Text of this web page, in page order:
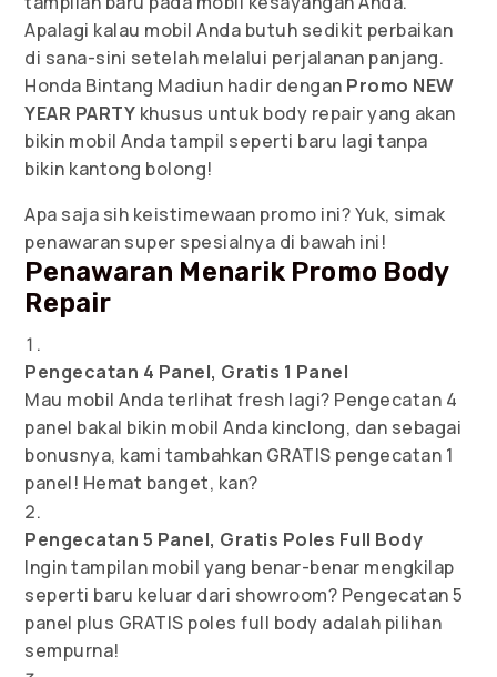
Apalagi kalau mobil Anda butuh sedikit perbaikan
di sana-sini setelah melalui perjalanan panjang.
Honda Bintang Madiun hadir dengan Promo NEW
YEAR PARTY khusus untuk body repair yang akan
bikin mobil Anda tampil seperti baru lagi tanpa
bikin kantong bolong!
Apa saja sih keistimewaan promo ini? Yuk, simak
penawaran super spesialnya di bawah ini!
Penawaran Menarik Promo Body
Repair
Pengecatan 4 Panel, Gratis 1 Panel
Mau mobil Anda terlihat fresh lagi? Pengecatan 4
panel bakal bikin mobil Anda kinclong, dan sebagai
bonusnya, kami tambahkan GRATIS pengecatan 1
panel! Hemat banget, kan?
Pengecatan 5 Panel, Gratis Poles Full Body
Ingin tampilan mobil yang benar-benar mengkilap
seperti baru keluar dari showroom? Pengecatan 5
panel plus GRATIS poles full body adalah pilihan
sempurna!